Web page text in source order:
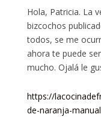
Hola, Patricia. La
bizcochos
todos, se me
ahora te puede
mucho. Ojalá le
https://
de-naranja-